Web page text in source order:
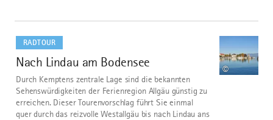
RADTOUR
9
Nach Lindau am Bodensee
©
Durch Kemptens zentrale Lage sind die bekannten
Sehenswürdigkeiten der Ferienregion Allgäu günstig zu
erreichen. Dieser Tourenvorschlag führt Sie einmal
quer durch das reizvolle Westallgäu bis nach Lindau ans
dazu